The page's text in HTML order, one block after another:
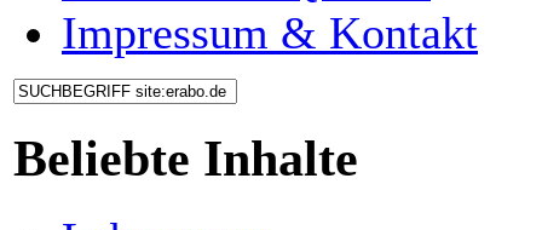
Impressum & Kontakt
Beliebte Inhalte